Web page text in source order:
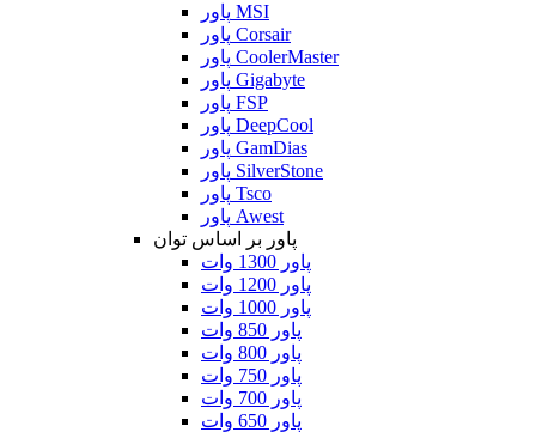
پاور MSI
پاور Corsair
پاور CoolerMaster
پاور Gigabyte
پاور FSP
پاور DeepCool
پاور GamDias
پاور SilverStone
پاور Tsco
پاور Awest
پاور بر اساس توان
پاور 1300 وات
پاور 1200 وات
پاور 1000 وات
پاور 850 وات
پاور 800 وات
پاور 750 وات
پاور 700 وات
پاور 650 وات